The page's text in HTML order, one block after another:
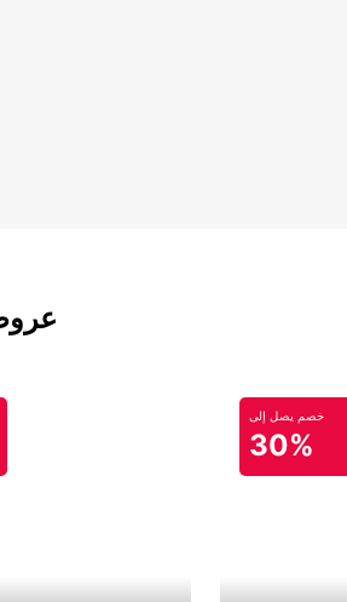
خصم يصل إلى
30%